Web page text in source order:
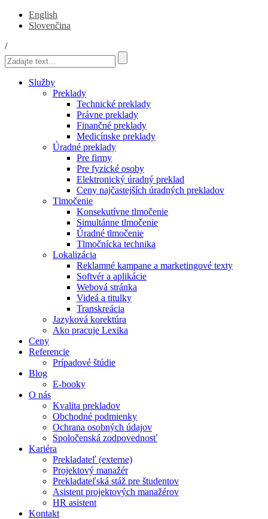
English
Slovenčina
/
Služby
Preklady
Technické preklady
Právne preklady
Finančné preklady
Medicínske preklady
Úradné preklady
Pre firmy
Pre fyzické osoby
Elektronický úradný preklad
Ceny najčastejších úradných prekladov
Tlmočenie
Konsekutívne tlmočenie
Simultánne tlmočenie
Úradné tlmočenie
Tlmočnícka technika
Lokalizácia
Reklamné kampane a marketingové texty
Softvér a aplikácie
Webová stránka
Videá a titulky
Transkreácia
Jazyková korektúra
Ako pracuje Lexika
Ceny
Referencie
Prípadové štúdie
Blog
E-booky
O nás
Kvalita prekladov
Obchodné podmienky
Ochrana osobných údajov
Spoločenská zodpovednosť
Kariéra
Prekladateľ (externe)
Projektový manažér
Prekladateľská stáž pre študentov
Asistent projektových manažérov
HR asistent
Kontakt